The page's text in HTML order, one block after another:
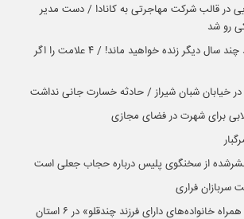
در قالب شرکت مهاجرتی به کانادا / دست مدیر
پاهای شما می‌گویند چند سال دیگر زنده خواهید ماند! / ۴ علامت را اگر
در خیابان شبان شیراز / حادثه خسارت جانی نداشت
برای شهرت در فضای مجازی
از سخنگوی پلیس درباره حجاب جعلی است
سربازان فراری
اجرای طرح «مراقب همراه خانواده‌های دارای فرزند چندقلو» در ۶ استان